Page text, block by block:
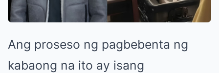
Ang proseso ng pagbebenta ng
kabaong na ito ay isang